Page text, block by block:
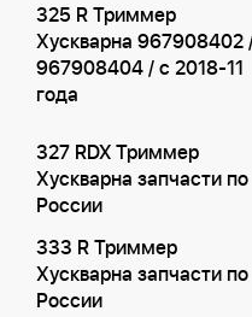
325 R Триммер
Хускварна 967908402
967908404 / с 2018-11
года
327 RDX Триммер
Хускварна запчасти по
России
333 R Триммер
Хускварна запчасти по
России